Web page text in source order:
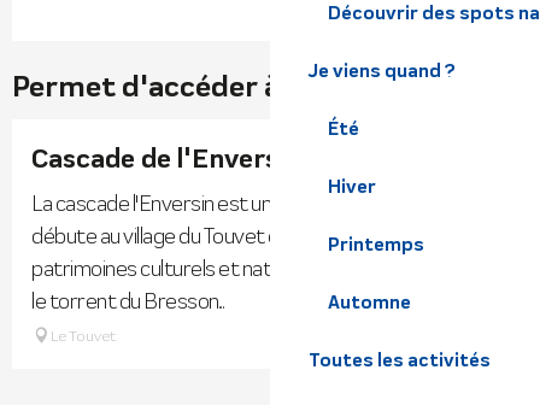
Découvrir des spots
Je viens quand ?
Été
Hiver
Printemps
Automne
Toutes les activités
Permet d'accéder à...
Cascade de l'Enversin
La cascade l'Enversin est une petite randonnée qui
débute au village du Touvet et serpente entre
patrimoines culturels et naturels : le château du Touvet,
le torrent du Bresson...
Le Touvet